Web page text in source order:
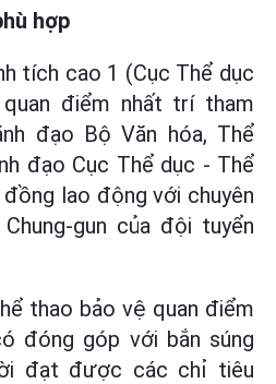
hợp
tích cao 1 (Cục Thể dục
điểm nhất trí tham
đạo Bộ Văn hóa, Thể
đạo Cục Thể dục - Thể
lao động với chuyên
gun của đội tuyển
thao bảo vệ quan điểm
đóng góp với bắn súng
đạt được các chỉ tiêu